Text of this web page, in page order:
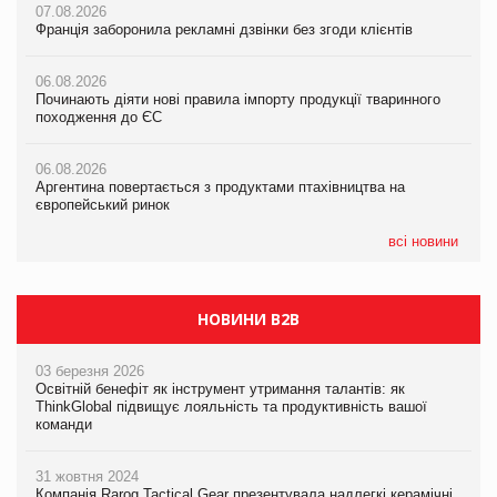
07.08.2026
Франція заборонила рекламні дзвінки без згоди клієнтів
06.08.2026
Починають діяти нові правила імпорту продукції тваринного
походження до ЄС
06.08.2026
Аргентина повертається з продуктами птахівництва на
європейський ринок
всі новини
07.08.2026
Франція заборонила рекламні дзвінки без згоди клієнтів
06.08.2026
Починають діяти нові правила імпорту продукції тваринного
походження до ЄС
06.08.2026
Аргентина повертається з продуктами птахівництва на
європейський ринок
07.08.2026
Франція заборонила рекламні дзвінки без згоди клієнтів
06.08.2026
Починають діяти нові правила імпорту продукції тваринного
походження до ЄС
06.08.2026
Аргентина повертається з продуктами птахівництва на
європейський ринок
НОВИНИ B2B
03 березня 2026
Освітній бенефіт як інструмент утримання талантів: як
ThinkGlobal підвищує лояльність та продуктивність вашої
команди
31 жовтня 2024